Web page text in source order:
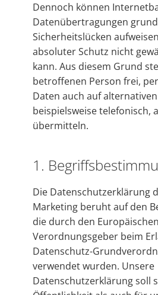
Dennoch können
Datenübertragungen
Sicherheitslücken
absoluter Schutz nicht
kann. Aus diesem Grund
betroffenen Person frei,
Daten auch auf
beispielsweise telefonisch,
übermitteln.
1.
Die Datenschutzerklärung
Marketing beruht auf den
die durch den
Verordnungsgeber beim
Datenschutz-
verwendet wurden. Unsere
Datenschutzerklärung soll